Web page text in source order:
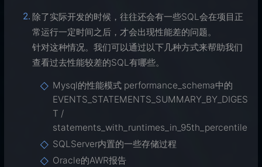
除了实际开发的时候，往往还会有一些SQL会在项目正
常运行一定时间之后，才会出现性能差的问题。
针对这种情况。我们可以通过以下几种方式来帮助我们
查看过去性能较差的SQL有哪些。
Mysql的性能模式 performance_schema中的
EVENTS_STATEMENTS_SUMMARY_BY_DIGES
T /
statements_with_runtimes_in_95th_percentile
SQLServer内置的一些存储过程
Oracle的AWR报告